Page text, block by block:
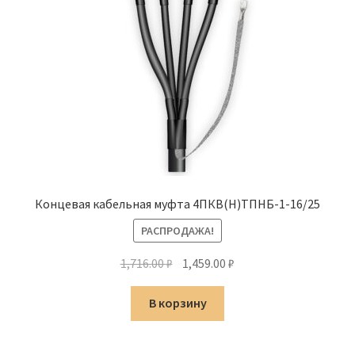
Концевая кабельная муфта 4ПКВ(Н)ТПНБ-1-16/25
РАСПРОДАЖА!
1,716.00₽ Первоначальная
составляла
1,716.00 ₽.
1,459.00₽
В корзину